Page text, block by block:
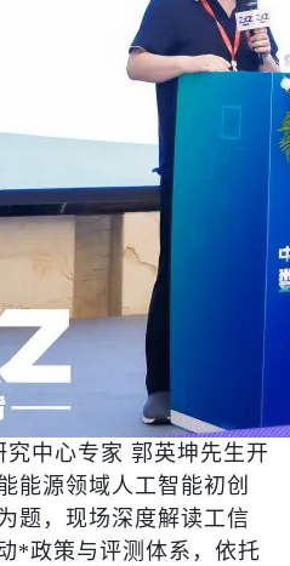
中心专家 郭英坤先生开
能源领域人工智能初创
题，现场深度解读工信
*政策与评测体系，依托